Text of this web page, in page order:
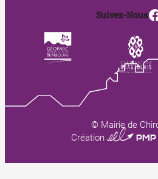
Suivez-Nous
© Mairie de
Création 0123 PMP